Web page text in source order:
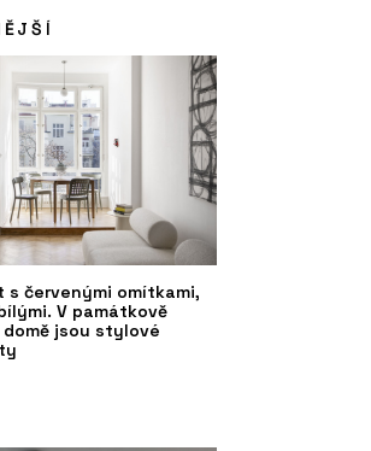
s červenými omítkami,
V památkově
domě jsou stylové